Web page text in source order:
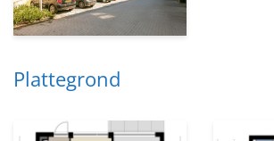
Plattegrond